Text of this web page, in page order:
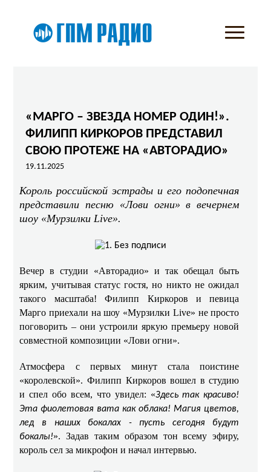
«МАРГО – ЗВЕЗДА НОМЕР ОДИН!».
ФИЛИПП КИРКОРОВ ПРЕДСТАВИЛ
СВОЮ ПРОТЕЖЕ НА «АВТОРАДИО»
19.11.2025
Король российской эстрады и его подопечная
представили песню «Лови огни» в вечернем
шоу «Мурзилки Live».
Вечер в студии «Авторадио» и так обещал быть
ярким, учитывая статус гостя, но никто не ожидал
такого масштаба! Филипп Киркоров и певица
Марго приехали на шоу «Мурзилки Live» не просто
поговорить – они устроили яркую премьеру новой
совместной композиции «Лови огни».
Атмосфера с первых минут стала поистине
«королевской». Филипп Киркоров вошел в студию
и спел обо всем, что увидел: «Здесь так красиво!
Эта фиолетовая вата как облака! Магия цветов,
лед в наших бокалах - пусть сегодня будут
бокалы!». Задав таким образом тон всему эфиру,
король сел за микрофон и начал интервью.